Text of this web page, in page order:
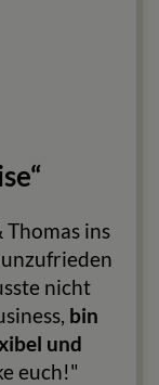
Thomas ins
nicht
bin
und
euch!"